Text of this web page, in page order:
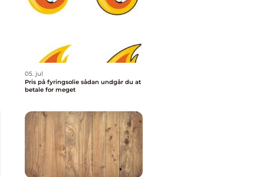
05. jul
Pris på fyringsolie sådan undgår du at
betale for meget